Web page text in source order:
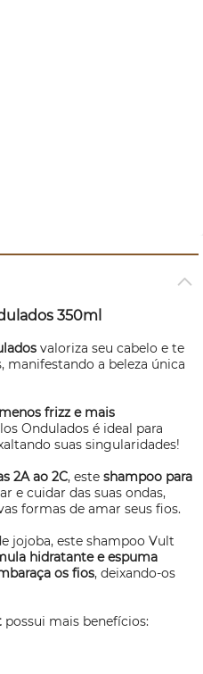
350ml
valoriza seu cabelo e te
manifestando a beleza única
frizz e mais
Ondulados é ideal para
suas singularidades!
2A ao 2C, este shampoo para
e cuidar das suas ondas,
formas de amar seus fios.
jojoba, este shampoo Vult
hidratante e espuma
os fios, deixando-os
possui mais benefícios: